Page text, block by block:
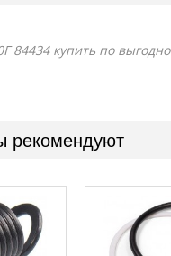
84434 купить по
рекомендуют